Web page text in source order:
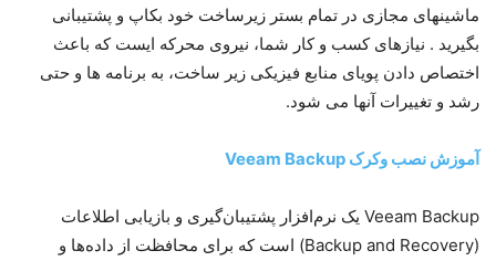
ماشینهای مجازی در تمام بستر زیرساخت خود بکاپ و پشتیبانی
بگیرید . نیازهای کسب و کار شما، نیروی محرکه ایست که باعث
اختصاص دادن پویای منابع فیزیکی زیر ساخت، به برنامه ها و حتی
رشد و تغییرات آنها می شود.
آموزش نصب وکرک Veeam Backup
Veeam Backup یک نرم‌افزار پشتیبان‌گیری و بازیابی اطلاعات
(Backup and Recovery) است که برای محافظت از داده‌ها و